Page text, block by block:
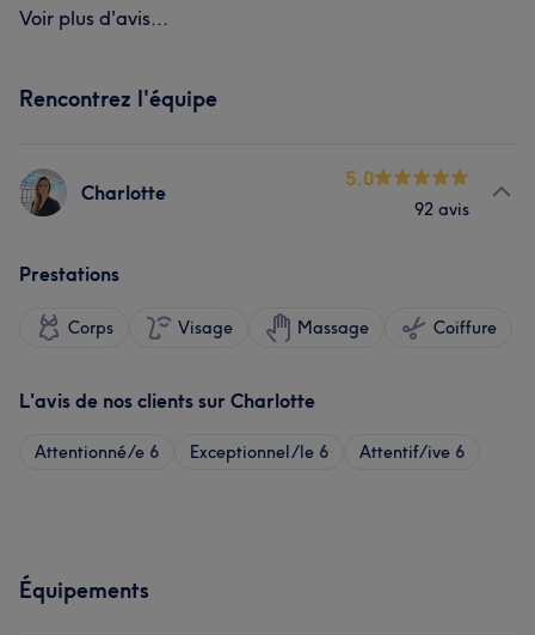
Voir plus d'avis...
Rencontrez l'équipe
Charlotte
5.0
92 avis
Prestations
Corps Visage Massage Coiffure
L'avis de nos clients sur Charlotte
Attentionné/e 6 Exceptionnel/le 6 Attentif/ive 6
Équipements